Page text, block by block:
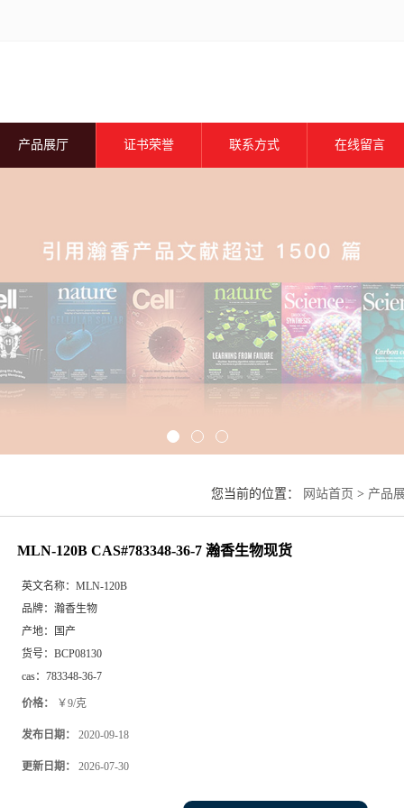
产品展厅 证书荣誉 联系方式 在线留言
您当前的位置： 网站首页 > 产品
MLN-120B CAS#783348-36-7 瀚香生物现货
英文名称： MLN-120B
品牌： 瀚香生物
产地：
国产
货号： BCP08130
cas： 783348-36-7
价格： ￥9/克
发布日期： 2020-09-18
更新日期： 2026-07-30